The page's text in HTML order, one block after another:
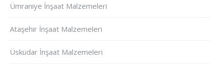
Ümraniye İnşaat Malzemeleri
Ataşehir İnşaat Malzemeleri
Üsküdar İnşaat Malzemeleri